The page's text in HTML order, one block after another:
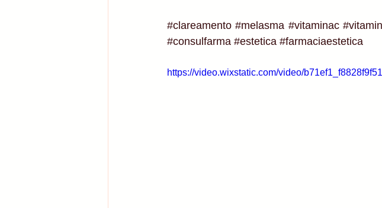
#clareamento #melasma #vitaminac
#consulfarma #estetica #farmaciaestetica
https://video.wixstatic.com/video/